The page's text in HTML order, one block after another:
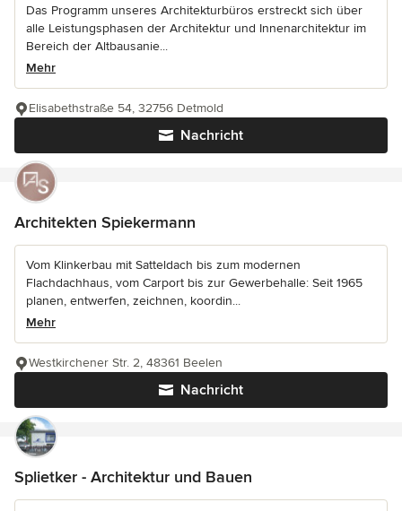
Das Programm unseres Architekturbüros erstreckt sich über
alle Leistungsphasen der Architektur und Innenarchitektur im
Bereich der Altbausanie...
Mehr
Nachricht
Elisabethstraße 54, 32756 Detmold
Architekten Spiekermann
Vom Klinkerbau mit Satteldach bis zum modernen
Flachdachhaus, vom Carport bis zur Gewerbehalle: Seit 1965
planen, entwerfen, zeichnen, koordin...
Mehr
Nachricht
Westkirchener Str. 2, 48361 Beelen
Splietker - Architektur und Bauen